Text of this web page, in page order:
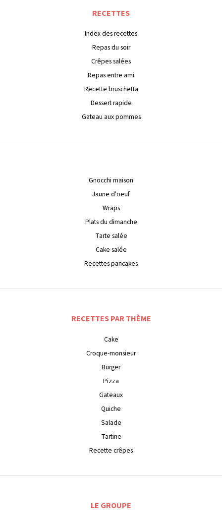
RECETTES
Index des recettes
Repas du soir
Crêpes salées
Repas entre ami
Recette bruschetta
Dessert rapide
Gateau aux pommes
Gnocchi maison
Jaune d'oeuf
Wraps
Plats du dimanche
Tarte salée
Cake salée
Recettes pancakes
RECETTES PAR THÈME
Cake
Croque-monsieur
Burger
Pizza
Gateaux
Quiche
Salade
Tartine
Recette crêpes
LE GROUPE